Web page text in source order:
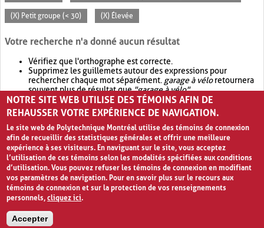
(X) Petit groupe (< 30) (X) Élevée
Votre recherche n'a donné aucun résultat
Vérifiez que l'orthographe est correcte.
Supprimez les guillemets autour des expressions pour
rechercher chaque mot séparément. garage à véloretournera
souvent plus de résultat que"garage à vélo".
Envisagez d'élargir votre recherche avec OR.garage OR vélo
retournera souvent plus de résultat quegarage à vélo
NOTRE SITE WEB UTILISE DES TÉMOINS AFIN DE
REHAUSSER VOTRE EXPÉRIENCE DE NAVIGATION.
Le site web de Polytechnique Montréal utilise des témoins de connexion
afin de recueillir des statistiques générales et offrir une meilleure
expérience à ses visiteurs. En naviguant sur le site, vous acceptez
l’utilisation de ces témoins selon les modalités spécifiées aux conditions
d’utilisation. Vous pouvez refuser les témoins de connexion en modifiant
vos paramètres de navigation. Pour en savoir plus sur le recours aux
témoins de connexion et sur la protection de vos renseignements
personnels,cliquez ici.
Accepter